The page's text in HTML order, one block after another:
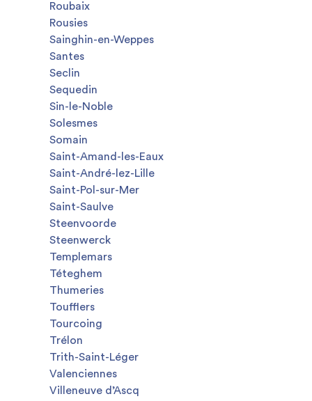
Roubaix
Rousies
Sainghin-en-Weppes
Santes
Seclin
Sequedin
Sin-le-Noble
Solesmes
Somain
Saint-Amand-les-Eaux
Saint-André-lez-Lille
Saint-Pol-sur-Mer
Saint-Saulve
Steenvoorde
Steenwerck
Templemars
Téteghem
Thumeries
Toufflers
Tourcoing
Trélon
Trith-Saint-Léger
Valenciennes
Villeneuve d’Ascq